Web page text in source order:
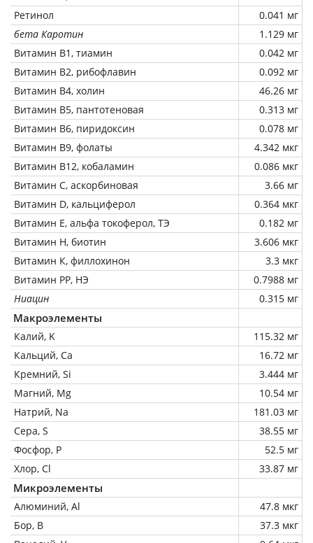
Ретинол
0.041 мг
бета Каротин
1.129 мг
Витамин В1, тиамин
0.042 мг
Витамин В2, рибофлавин
0.092 мг
Витамин В4, холин
46.26 мг
Витамин В5, пантотеновая
0.313 мг
Витамин В6, пиридоксин
0.078 мг
Витамин В9, фолаты
4.342 мкг
Витамин В12, кобаламин
0.086 мкг
Витамин C, аскорбиновая
3.66 мг
Витамин D, кальциферол
0.364 мкг
Витамин Е, альфа токоферол, ТЭ
0.182 мг
Витамин Н, биотин
3.606 мкг
Витамин К, филлохинон
3.3 мкг
Витамин РР, НЭ
0.7988 мг
Ниацин
0.315 мг
Макроэлементы
Калий, K
115.32 мг
Кальций, Ca
16.72 мг
Кремний, Si
3.444 мг
Магний, Mg
10.54 мг
Натрий, Na
181.03 мг
Сера, S
38.55 мг
Фосфор, P
52.5 мг
Хлор, Cl
33.87 мг
Микроэлементы
Алюминий, Al
47.8 мкг
Бор, B
37.3 мкг